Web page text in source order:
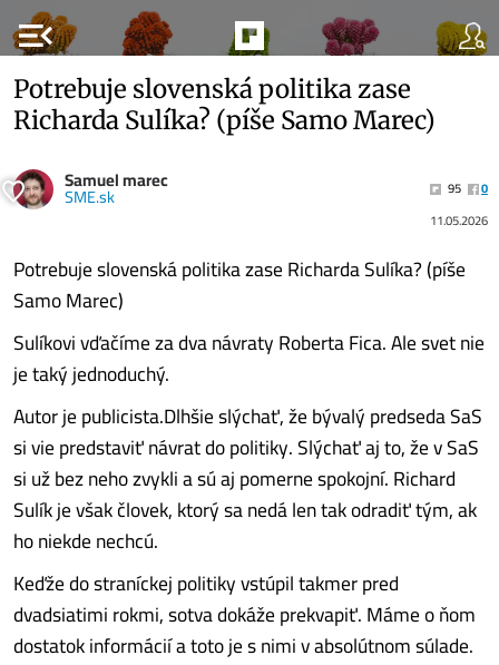
menu_open
Potrebuje slovenská politika zase
Richarda Sulíka? (píše Samo Marec)
Samuel marec
SME.sk 95
0
11.05.2026
Potrebuje slovenská politika zase Richarda Sulíka? (píše
Samo Marec)
Sulíkovi vďačíme za dva návraty Roberta Fica. Ale svet nie
je taký jednoduchý.
Autor je publicista.Dlhšie slýchať, že bývalý predseda SaS
si vie predstaviť návrat do politiky. Slýchať aj to, že v SaS
si už bez neho zvykli a sú aj pomerne spokojní. Richard
Sulík je však človek, ktorý sa nedá len tak odradiť tým, ak
ho niekde nechcú.
Keďže do straníckej politiky vstúpil takmer pred
dvadsiatimi rokmi, sotva dokáže prekvapiť. Máme o ňom
dostatok informácií a toto je s nimi v absolútnom súlade.